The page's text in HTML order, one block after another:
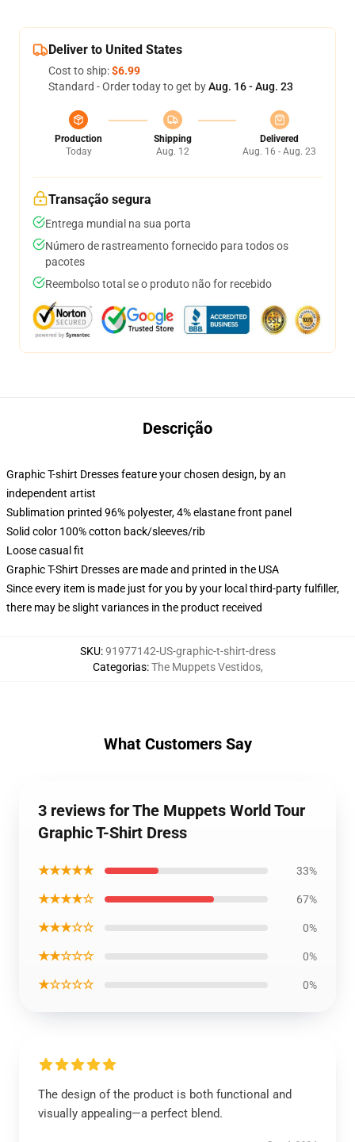
Deliver to United States
Cost to ship:$6.99
Standard - Order today to get byAug. 16 - Aug. 23
Production
Today
Shipping
Aug. 12
Delivered
Aug. 16 - Aug. 23
Transação segura
Entrega mundial na sua porta
Número de rastreamento fornecido para todos os
pacotes
Reembolso total se o produto não for recebido
Descrição
Graphic T-shirt Dresses feature your chosen design, by an
independent artist
Sublimation printed 96% polyester, 4% elastane front panel
Solid color 100% cotton back/sleeves/rib
Loose casual fit
Graphic T-Shirt Dresses are made and printed in the USA
Since every item is made just for you by your local third-party fulfiller,
there may be slight variances in the product received
SKU:91977142-US-graphic-t-shirt-dress
Categorias:The Muppets Vestidos,
What Customers Say
3 reviews for The Muppets World Tour
Graphic T-Shirt Dress
★★★★★ 33%
★★★★☆ 67%
★★★☆☆ 0%
★★☆☆☆ 0%
★☆☆☆☆ 0%
The design of the product is both functional and
visually appealing—a perfect blend.